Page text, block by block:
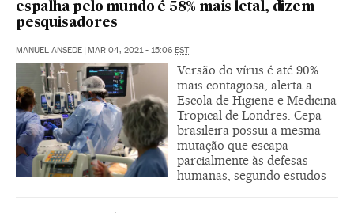
espalha pelo mundo é 58% mais letal, dizem
pesquisadores
MANUEL ANSEDE | MAR 04, 2021 - 15:06 EST
Versão do vírus é até 90%
mais contagiosa, alerta a
Escola de Higiene e Medicina
Tropical de Londres. Cepa
brasileira possui a mesma
mutação que escapa
parcialmente às defesas
humanas, segundo estudos